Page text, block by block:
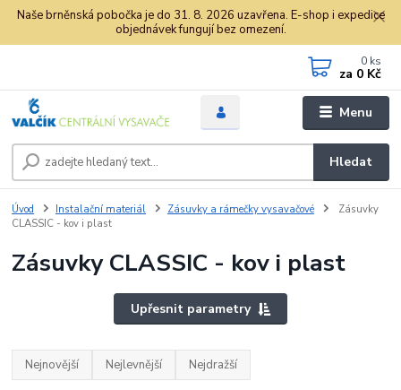
Naše brněnská pobočka je do 31. 8. 2026 uzavřena. E-shop i expedice
objednávek fungují bez omezení.
Menu
Hledat
0 ks
za 0 Kč
Úvod Instalační materiál Zásuvky a rámečky vysavačové
Zásuvky
CLASSIC - kov i plast
Zásuvky CLASSIC - kov i plast
Upřesnit parametry
Nejnovější Nejlevnější Nejdražší